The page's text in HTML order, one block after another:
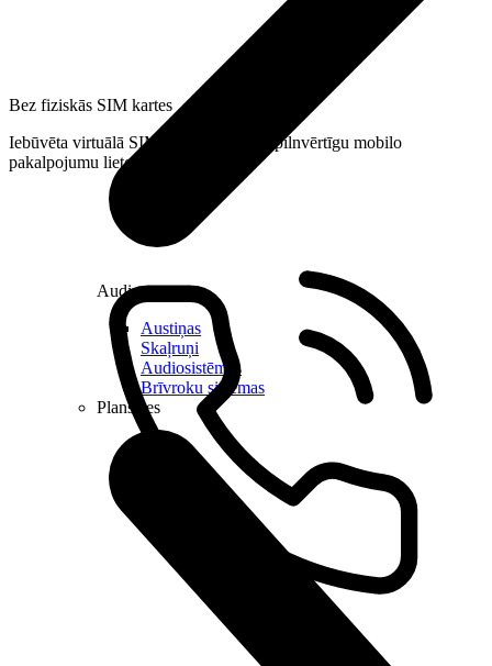
Audio
Austiņas
Skaļruņi
Audiosistēmas
Brīvroku sistēmas
Planšetes
Bez fiziskās SIM kartes
Iebūvēta virtuālā SIM karte nodrošina pilnvērtīgu mobilo
pakalpojumu lietošanu.